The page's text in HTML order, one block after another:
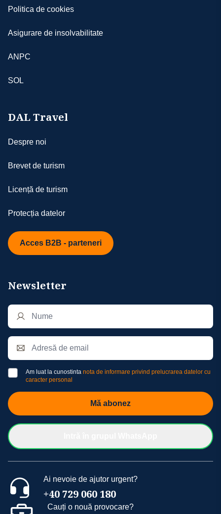
Politica de cookies
Asigurare de insolvabilitate
ANPC
SOL
DAL Travel
Despre noi
Brevet de turism
Licență de turism
Protecția datelor
Acces B2B - parteneri
Newsletter
Am luat la cunostinta nota de informare privind prelucrarea datelor cu
caracter personal
Mă abonez
Ai nevoie de ajutor urgent?
+40 729 060 180
Cauți o nouă provocare?